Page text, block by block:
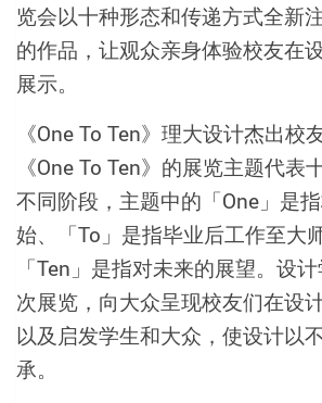
览会以十种形态和传递方式全新
的作品，让观众亲身体验校友在
展示。
《One To Ten》理大设计杰出校
《One To Ten》的展览主题代表
不同阶段，主题中的「One」是
始、「To」是指毕业后工作至大
「Ten」是指对未来的展望。设
次展览，向大众呈现校友们在设
以及启发学生和大众，使设计以
承。